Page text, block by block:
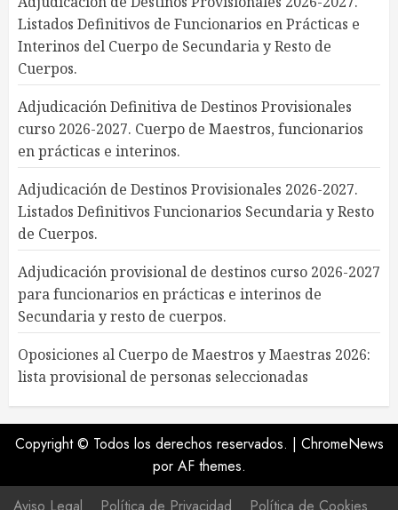
Listados Definitivos de Funcionarios en Prácticas e
Interinos del Cuerpo de Secundaria y Resto de
Cuerpos.
Adjudicación Definitiva de Destinos Provisionales
curso 2026-2027. Cuerpo de Maestros, funcionarios
en prácticas e interinos.
Adjudicación de Destinos Provisionales 2026-2027.
Listados Definitivos Funcionarios Secundaria y Resto
de Cuerpos.
Adjudicación provisional de destinos curso 2026-2027
para funcionarios en prácticas e interinos de
Secundaria y resto de cuerpos.
Oposiciones al Cuerpo de Maestros y Maestras 2026:
lista provisional de personas seleccionadas
Copyright © Todos los derechos reservados. | ChromeNews
por AF themes.
Aviso Legal
Política de Privacidad Política de Cookies